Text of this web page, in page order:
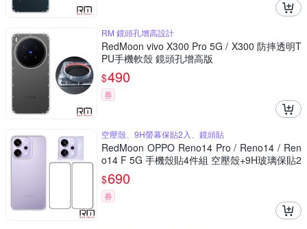
RM 鏡頭孔增高設計
RedMoon vivo X300 Pro 5G / X300 防摔透明T
PU手機軟殼 鏡頭孔增高版
$490
券
空壓殼、9H螢幕保貼2入、鏡頭貼
RedMoon OPPO Reno14 Pro / Reno14 / Ren
o14 F 5G 手機殼貼4件組 空壓殼+9H玻璃保貼2
入+厚版鏡頭貼
$690
券